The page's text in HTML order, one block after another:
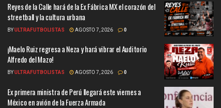
Reyes de la Calle hará de la Ex Fábrica MX el corazón del
streetball y la cultura urbana
BYULTRAFUTBOLISTAS AGOSTO 7, 2026 0
¡Maelo Ruiz regresa a Neza y hará vibrar el Auditorio
Alfredo del Mazo!
BYULTRAFUTBOLISTAS AGOSTO 7, 2026 0
Ex primera ministra de Perú llegará este viernes a
México en avión de la Fuerza Armada